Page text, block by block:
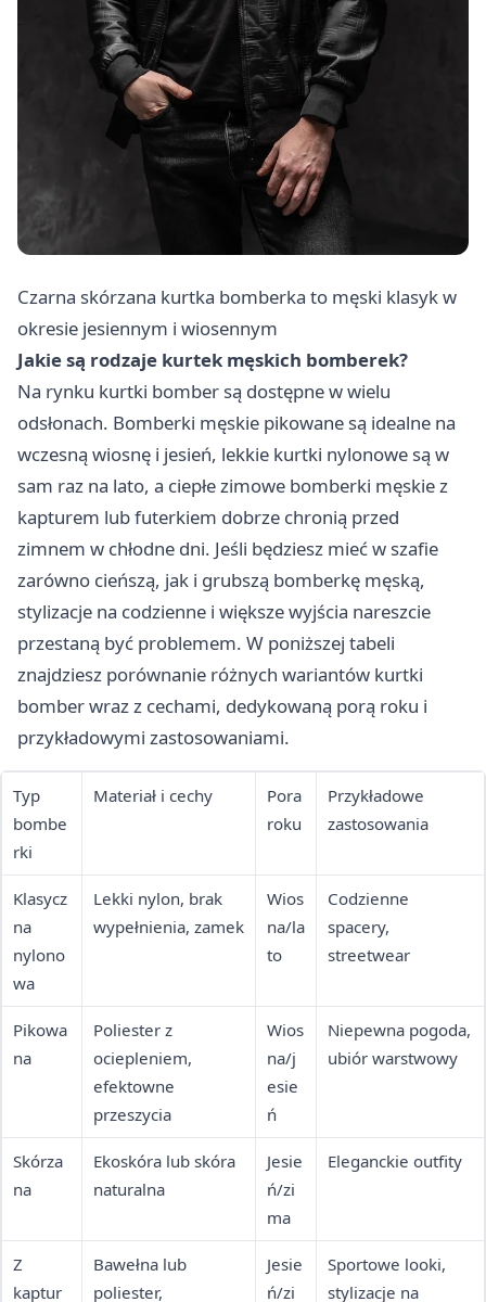
Czarna skórzana kurtka bomberka to męski klasyk w
okresie jesiennym i wiosennym
Jakie są rodzaje kurtek męskich bomberek?
Na rynku kurtki bomber są dostępne w wielu
odsłonach. Bomberki męskie pikowane są idealne na
wczesną wiosnę i jesień, lekkie kurtki nylonowe są w
sam raz na lato, a ciepłe zimowe bomberki męskie z
kapturem lub futerkiem dobrze chronią przed
zimnem w chłodne dni. Jeśli będziesz mieć w szafie
zarówno cieńszą, jak i grubszą bomberkę męską,
stylizacje na codzienne i większe wyjścia nareszcie
przestaną być problemem. W poniższej tabeli
znajdziesz porównanie różnych wariantów kurtki
bomber wraz z cechami, dedykowaną porą roku i
przykładowymi zastosowaniami.
Typ
bombe
rki
Materiał i cechy
Pora
roku
Przykładowe
zastosowania
Klasycz
na
nylono
wa
Lekki nylon, brak
wypełnienia, zamek
Wios
na/la
to
Codzienne
spacery,
streetwear
Pikowa
na
Poliester z
ociepleniem,
efektowne
przeszycia
Wios
na/j
esie
ń
Niepewna pogoda,
ubiór warstwowy
Skórza
na
Ekoskóra lub skóra
naturalna
Jesie
ń/zi
ma
Eleganckie outfity
Z
kaptur
Bawełna lub
poliester,
Jesie
ń/zi
Sportowe looki,
stylizacje na